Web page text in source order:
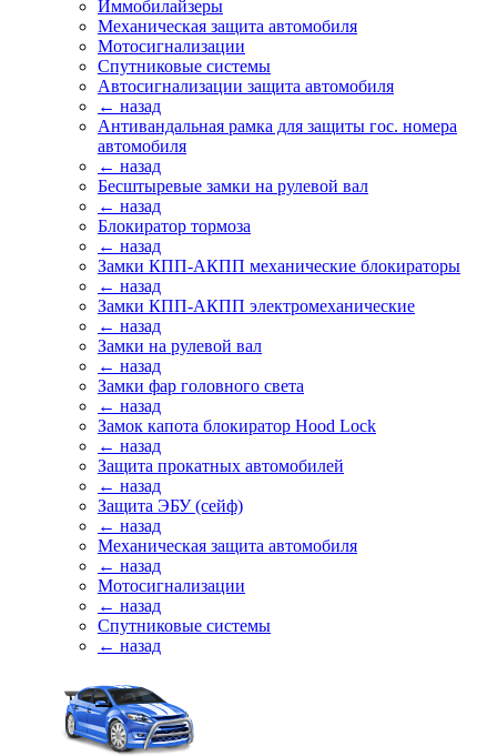
Иммобилайзеры
Механическая защита автомобиля
Мотосигнализации
Спутниковые системы
Автосигнализации защита автомобиля
← назад
Антивандальная рамка для защиты гос. номера
автомобиля
← назад
Бесштыревые замки на рулевой вал
← назад
Блокиратор тормоза
← назад
Замки КПП-АКПП механические блокираторы
← назад
Замки КПП-АКПП электромеханические
← назад
Замки на рулевой вал
← назад
Замки фар головного света
← назад
Замок капота блокиратор Hood Lock
← назад
Защита прокатных автомобилей
← назад
Защита ЭБУ (сейф)
← назад
Механическая защита автомобиля
← назад
Мотосигнализации
← назад
Спутниковые системы
← назад